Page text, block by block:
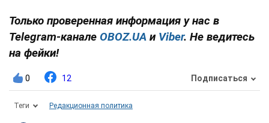
Только проверенная информация у нас в
Telegram-канале OBOZ.UA и Viber. Не ведитесь
на фейки!
0 12 Подписаться
Теги Редакционная политика